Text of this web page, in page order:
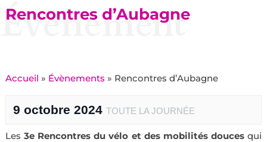
Rencontres d’Aubagne
Évènement
Accueil » Évènements » Rencontres d’Aubagne
9 octobre 2024 TOUTE LA JOURNÉE
Les3e Rencontres du vélo et des mobilités doucesqui